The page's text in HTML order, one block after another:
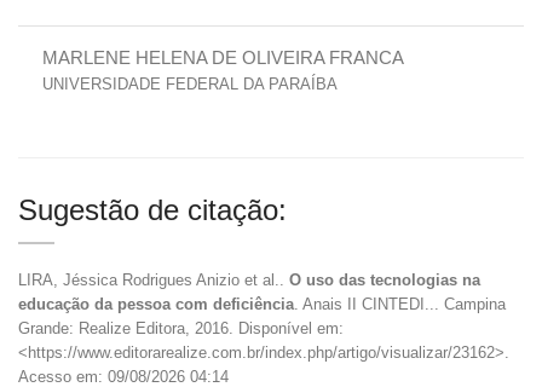
MARLENE HELENA DE OLIVEIRA FRANCA
UNIVERSIDADE FEDERAL DA PARAÍBA
Sugestão de citação:
LIRA, Jéssica Rodrigues Anizio et al.. O uso das tecnologias na
educação da pessoa com deficiência . Anais II CINTEDI... Campina
Grande: Realize Editora, 2016. Disponível em:
<https://www.editorarealize.com.br/index.php/artigo/visualizar/23162>.
Acesso em: 09/08/2026 04:14